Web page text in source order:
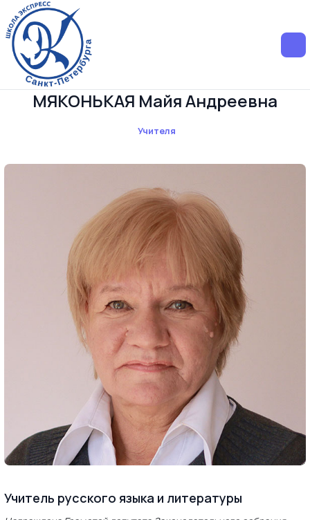
МЯКОНЬКАЯ Майя Андреевна
Учителя
Учитель русского языка и литературы